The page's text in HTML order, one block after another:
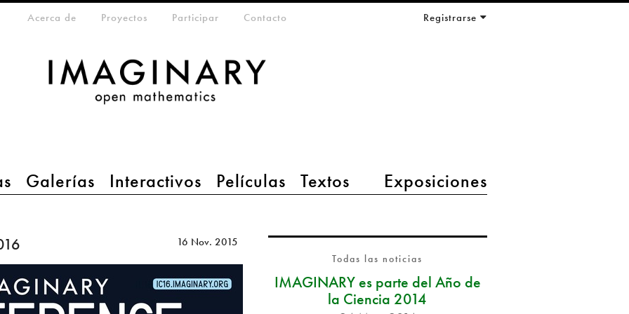
Galerías Interactivos Películas Textos Exposiciones
menu
Acerca de Proyectos Participar Contacto Registrarse
16 Nov. 2015
Todas las noticias
IMAGINARY es parte del Año de
la Ciencia 2014